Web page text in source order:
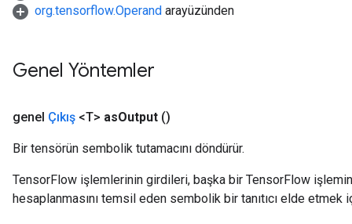
org.tensorflow.Operand arayüzünden
Genel Yöntemler
genel Çıkış <T> asOutput ()
Bir tensörün sembolik tutamacını döndürür.
TensorFlow işlemlerinin girdileri, başka bir TensorFlow
hesaplanmasını temsil eden sembolik bir tanıtıcı elde etmek